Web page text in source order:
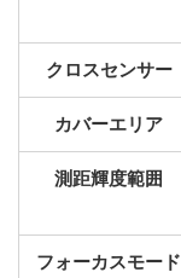
クロスセンサー
カバーエリア
測距輝度範囲
フォーカスモード